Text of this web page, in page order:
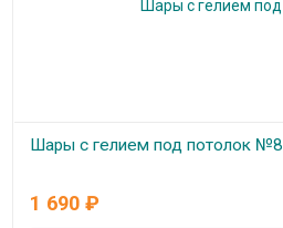
Шары с гелием под потолок №8
1 690 ₽